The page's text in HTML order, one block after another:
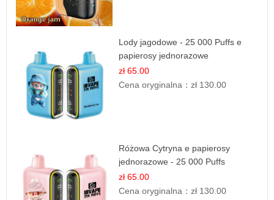
Lody jagodowe - 25 000 Puffs e
papierosy jednorazowe
zł 65.00
Cena oryginalna：zł 130.00
Różowa Cytryna e papierosy
jednorazowe - 25 000 Puffs
zł 65.00
Cena oryginalna：zł 130.00